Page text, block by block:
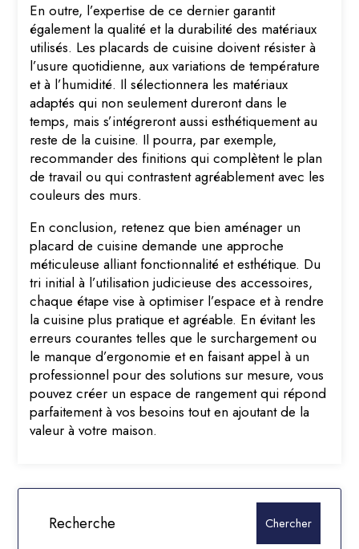
En outre, l’expertise de ce dernier garantit
également la qualité et la durabilité des matériaux
utilisés. Les placards de cuisine doivent résister à
l’usure quotidienne, aux variations de température
et à l’humidité. Il sélectionnera les matériaux
adaptés qui non seulement dureront dans le
temps, mais s’intégreront aussi esthétiquement au
reste de la cuisine. Il pourra, par exemple,
recommander des finitions qui complètent le plan
de travail ou qui contrastent agréablement avec les
couleurs des murs.
En conclusion, retenez que bien aménager un
placard de cuisine demande une approche
méticuleuse alliant fonctionnalité et esthétique. Du
tri initial à l’utilisation judicieuse des accessoires,
chaque étape vise à optimiser l’espace et à rendre
la cuisine plus pratique et agréable. En évitant les
erreurs courantes telles que le surchargement ou
le manque d’ergonomie et en faisant appel à un
professionnel pour des solutions sur mesure, vous
pouvez créer un espace de rangement qui répond
parfaitement à vos besoins tout en ajoutant de la
valeur à votre maison.